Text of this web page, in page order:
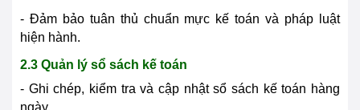
- Đảm bảo tuân thủ chuẩn mực kế toán và pháp luật
hiện hành.
2.3 Quản lý sổ sách kế toán
- Ghi chép, kiểm tra và cập nhật sổ sách kế toán hàng
ngày.